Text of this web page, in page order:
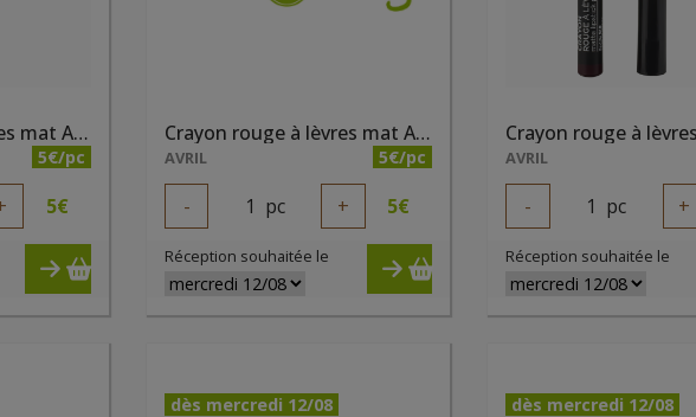
Crayon rouge à lèvres mat Acajou bio
5€/pc
5€
Crayon rouge à lèvres mat Argile rose
AVRIL 5€/pc
- 1 pc + 5€
Réception souhaitée le
AVRIL
- 1 pc +
Réception souhaitée le
dès mercredi 12/08 dès mercredi 12/08